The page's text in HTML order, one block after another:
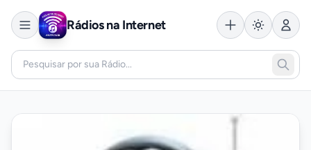
Rádios na Internet